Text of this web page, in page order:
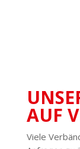
AUF
Viele